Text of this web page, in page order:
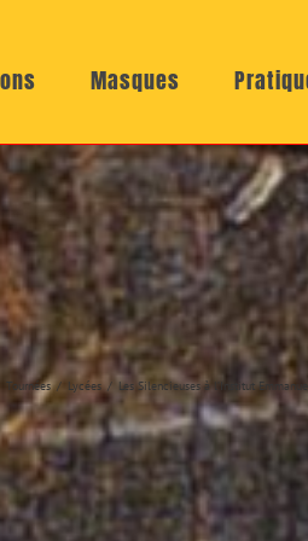
Masques
Tournées Lycées Les Silencieuses à l’Institut